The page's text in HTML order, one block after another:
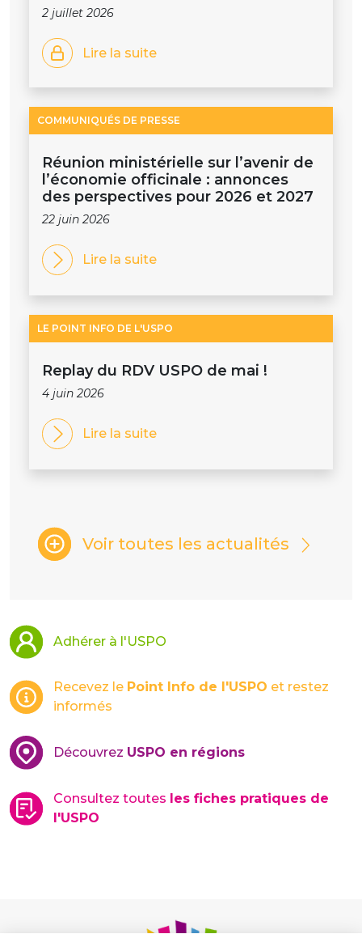
2 juillet 2026
Lire la suite
COMMUNIQUÉS DE PRESSE
Réunion ministérielle sur l’avenir de
l’économie officinale : annonces
des perspectives pour 2026 et 2027
22 juin 2026
Lire la suite
LE POINT INFO DE L'USPO
Replay du RDV USPO de mai !
4 juin 2026
Lire la suite
Voir toutes les actualités
Adhérer à l'USPO
Recevez le Point Info de l'USPO et restez
informés
Découvrez USPO en régions
Consultez toutes les fiches pratiques de
l'USPO